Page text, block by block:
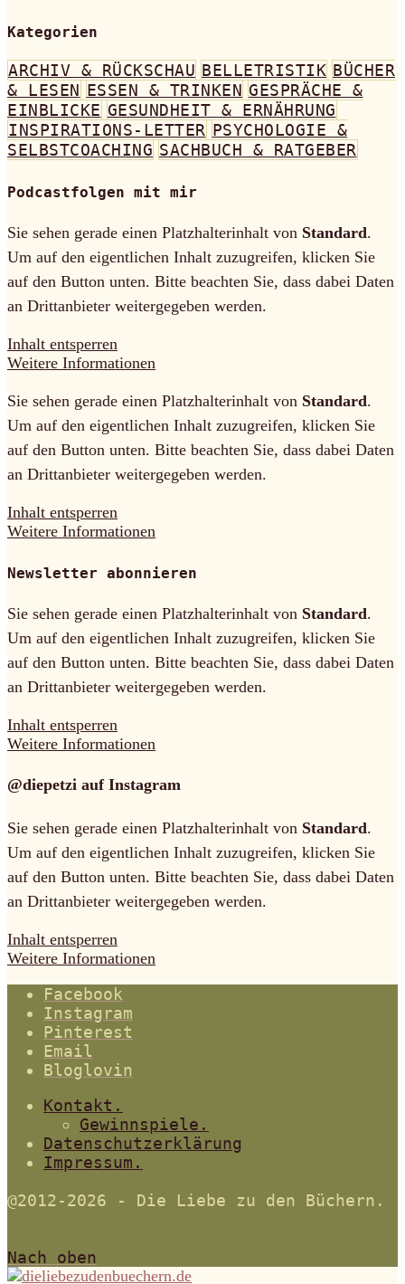
Kategorien
ARCHIV & RÜCKSCHAU BELLETRISTIK BÜCHER
& LESEN ESSEN & TRINKEN GESPRÄCHE &
EINBLICKE GESUNDHEIT & ERNÄHRUNG
INSPIRATIONS-LETTER PSYCHOLOGIE &
SELBSTCOACHING SACHBUCH & RATGEBER
Podcastfolgen mit mir
Sie sehen gerade einen Platzhalterinhalt von Standard.
Um auf den eigentlichen Inhalt zuzugreifen, klicken Sie
auf den Button unten. Bitte beachten Sie, dass dabei Daten
an Drittanbieter weitergegeben werden.
Inhalt entsperren
Weitere Informationen
Sie sehen gerade einen Platzhalterinhalt von Standard.
Um auf den eigentlichen Inhalt zuzugreifen, klicken Sie
auf den Button unten. Bitte beachten Sie, dass dabei Daten
an Drittanbieter weitergegeben werden.
Inhalt entsperren
Weitere Informationen
Newsletter abonnieren
Sie sehen gerade einen Platzhalterinhalt von Standard.
Um auf den eigentlichen Inhalt zuzugreifen, klicken Sie
auf den Button unten. Bitte beachten Sie, dass dabei Daten
an Drittanbieter weitergegeben werden.
Inhalt entsperren
Weitere Informationen
@diepetzi auf Instagram
Sie sehen gerade einen Platzhalterinhalt von Standard.
Um auf den eigentlichen Inhalt zuzugreifen, klicken Sie
auf den Button unten. Bitte beachten Sie, dass dabei Daten
an Drittanbieter weitergegeben werden.
Inhalt entsperren
Weitere Informationen
Facebook
Instagram
Pinterest
Email
Bloglovin
Kontakt.
Gewinnspiele.
Datenschutzerklärung
Impressum.
@2012-2026 - Die Liebe zu den Büchern.
Nach oben